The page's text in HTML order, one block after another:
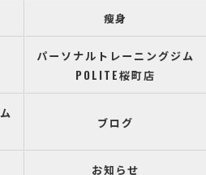
瘦身
パーソナルトレーニングジム
POLITE桜町店
ブログ
お知らせ